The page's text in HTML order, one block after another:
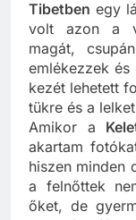
magáé a
Tibetbenegy
volt azon a
magát,
emlékezzek
kezét lehetett
tükre és a
Amikor a
akartam
hiszen minden
a felnőttek